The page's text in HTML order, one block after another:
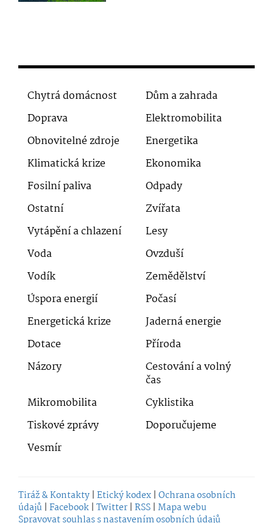
Chytrá domácnost
Dům a zahrada
Doprava
Elektromobilita
Obnovitelné zdroje
Energetika
Klimatická krize
Ekonomika
Fosilní paliva
Odpady
Ostatní
Zvířata
Vytápění a chlazení
Lesy
Voda
Ovzduší
Vodík
Zemědělství
Úspora energií
Počasí
Energetická krize
Jaderná energie
Dotace
Příroda
Názory
Cestování a volný
čas
Mikromobilita
Cyklistika
Tiskové zprávy
Doporučujeme
Vesmír
Tiráž & Kontakty | Etický kodex | Ochrana osobních
údajů | Facebook | Twitter | RSS | Mapa webu